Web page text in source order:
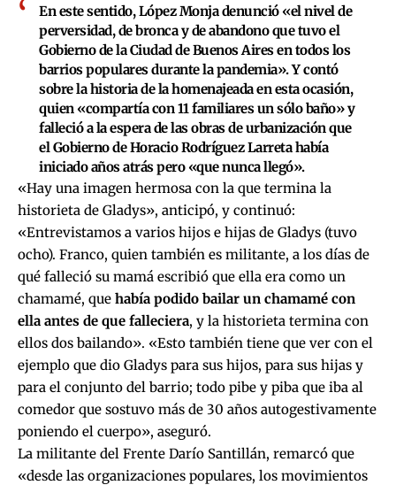
En este sentido, López Monja denunció «el nivel de
perversidad, de bronca y de abandono que tuvo el
Gobierno de la Ciudad de Buenos Aires en todos los
barrios populares durante la pandemia». Y contó
sobre la historia de la homenajeada en esta ocasión,
quien «compartía con 11 familiares un sólo baño» y
falleció a la espera de las obras de urbanización que
el Gobierno de Horacio Rodríguez Larreta había
iniciado años atrás pero «que nunca llegó».
«Hay una imagen hermosa con la que termina la
historieta de Gladys», anticipó, y continuó:
«Entrevistamos a varios hijos e hijas de Gladys (tuvo
ocho). Franco, quien también es militante, a los días de
qué falleció su mamá escribió que ella era como un
chamamé, que había podido bailar un chamamé con
ella antes de que falleciera, y la historieta termina con
ellos dos bailando». «Esto también tiene que ver con el
ejemplo que dio Gladys para sus hijos, para sus hijas y
para el conjunto del barrio; todo pibe y piba que iba al
comedor que sostuvo más de 30 años autogestivamente
poniendo el cuerpo», aseguró.
La militante del Frente Darío Santillán, remarcó que
«desde las organizaciones populares, los movimientos